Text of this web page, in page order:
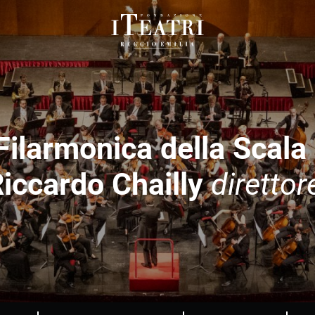
Fondazione
I
Teatri
Reggio
Emilia
della Scala
Chailly